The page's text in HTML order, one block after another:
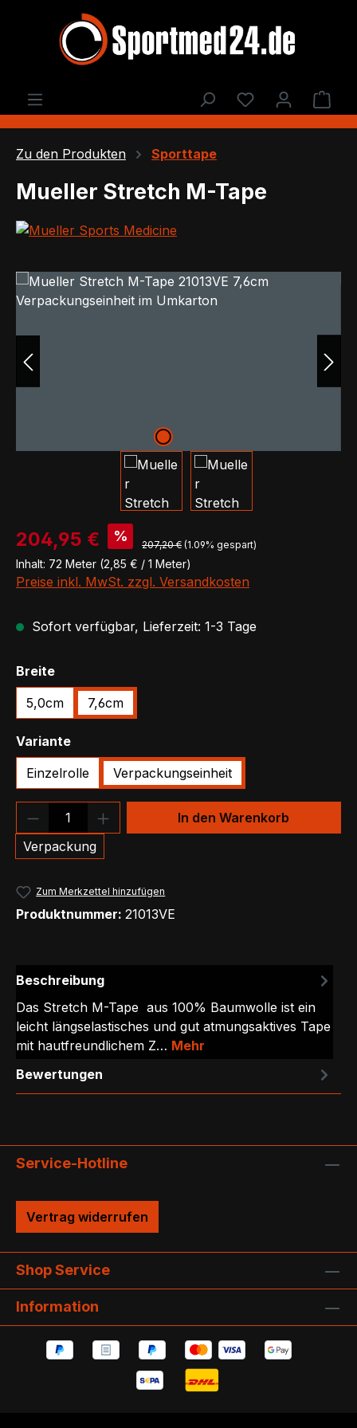
Zum Hauptinhalt springen
Du hast 0
Zu den Produkten Sporttape
Mueller Stretch M-Tape
Bildergalerie überspringen
Verkaufspreis:
204,95 € % Regulärer Preis:
207,20 € (1.09% gespart)
Inhalt: 72 Meter (2,85 € / 1 Meter)
Preise inkl. MwSt. zzgl. Versandkosten
Sofort verfügbar, Lieferzeit: 1-3 Tage
Breiteauswählen
5,0cm 7,6cm
Varianteauswählen
Einzelrolle Verpackungseinheit
Produkt Anzahl: Gib den
Verpackung
In den Warenkorb
Zum Merkzettel hinzufügen
Produktnummer: 21013VE
Beschreibung
Das Stretch M-Tape aus 100% Baumwolle ist ein
leicht längselastisches und gut atmungsaktives Tape
mit hautfreundlichem Z… Mehr
Bewertungen
Service-Hotline
Vertrag widerrufen
Shop Service
Information